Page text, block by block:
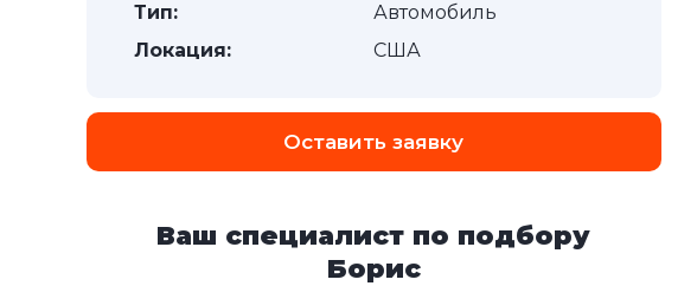
Тип:
Автомобиль
Локация:
США
Оставить заявку
Ваш специалист по подбору
Борис